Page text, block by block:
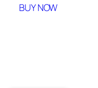
BUY NOW